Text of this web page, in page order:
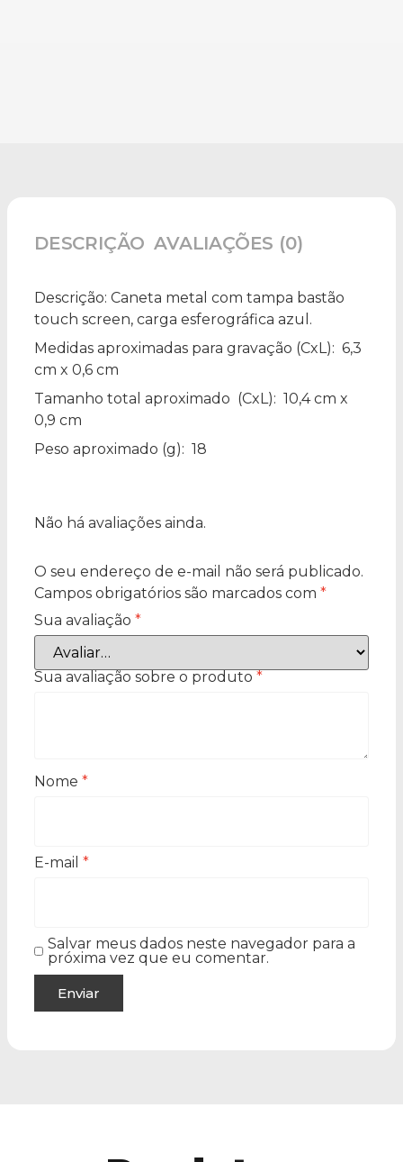
DESCRIÇÃO AVALIAÇÕES (0)
Descrição: Caneta metal com tampa bastão
touch screen, carga esferográfica azul.
Medidas aproximadas para gravação (CxL): 6,3
cm x 0,6 cm
Tamanho total aproximado (CxL): 10,4 cm x
0,9 cm
Peso aproximado (g): 18
Não há avaliações ainda.
O seu endereço de e-mail não será publicado.
Campos obrigatórios são marcados com *
Sua avaliação *
Sua avaliação sobre o produto *
Nome *
E-mail *
Salvar meus dados neste navegador para a
próxima vez que eu comentar.